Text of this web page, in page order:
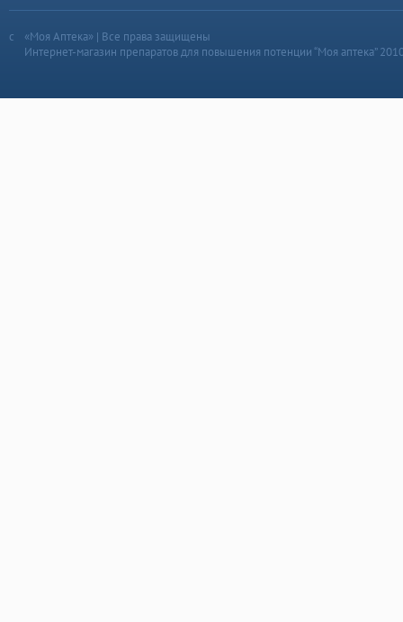
«Моя Аптека» | Все права защищены
Интернет-магазин препаратов для повышения потенции “Моя аптека”